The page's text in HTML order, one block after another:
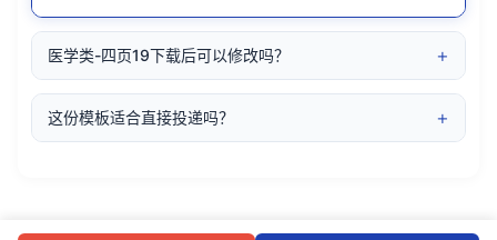
医学类-四页19下载后可以修改吗？ +
这份模板适合直接投递吗？ +